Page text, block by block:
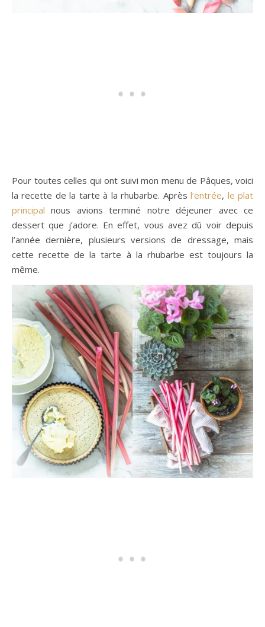
Pour toutes celles qui ont suivi mon menu de Pâques, voici
la recette de la tarte à la rhubarbe. Aprèsl’entrée, le plat
principalnous avions terminé notre déjeuner avec ce
dessert que j’adore. En effet, vous avez dû voir depuis
l’année dernière, plusieurs versions de dressage, mais
cette recette de la tarte à la rhubarbe est toujours la
même.